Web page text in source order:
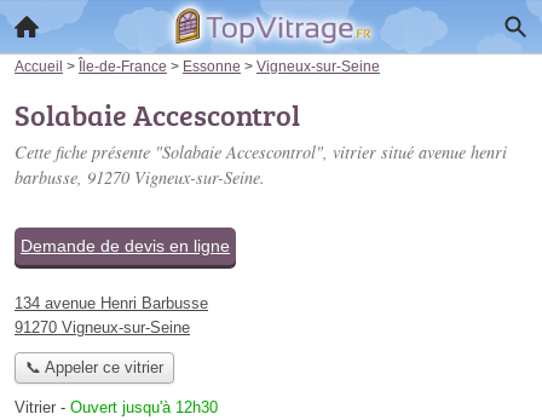
Accueil > Île-de-France > Essonne > Vigneux-sur-Seine
Solabaie Accescontrol
Cette fiche présente "Solabaie Accescontrol", vitrier situé avenue henri
barbusse, 91270 Vigneux-sur-Seine.
Demande de devis en ligne
134 avenue Henri Barbusse
91270 Vigneux-sur-Seine
📞 Appeler ce vitrier
Vitrier - Ouvert jusqu'à 12h30